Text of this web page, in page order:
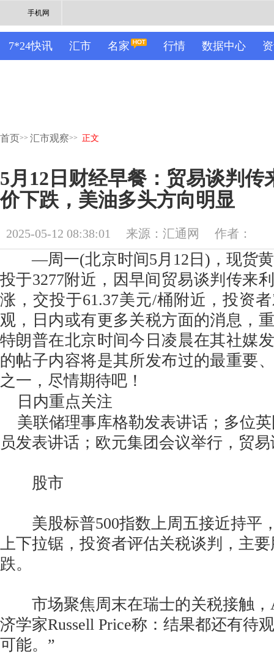
手机网
7*24快讯 汇市 名家 行情 数据中心
首页>> 汇市观察>> 正文
5月12日财经早餐：贸易谈判传
价下跌，美油多头方向明显
2025-05-12 08:38:01 来源：汇通网 作者：
—周一(北京时间5月12日)，现货黄
投于3277附近，因早间贸易谈判传来
涨，交投于61.37美元/桶附近，投资
观，日内或有更多关税方面的消息，
特朗普在北京时间今日凌晨在其社媒
的帖子内容将是其所发布过的最重要
之一，尽情期待吧！
日内重点关注
美联储理事库格勒发表讲话；多位
员发表讲话；欧元集团会议举行，贸
股市
美股标普500指数上周五接近持平
上下拉锯，投资者评估关税谈判，主
跌。
市场聚焦周末在瑞士的关税接触，
济学家Russell Price称：结果都还有待
可能。”